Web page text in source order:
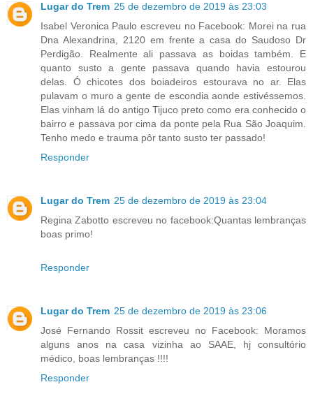
Lugar do Trem 25 de dezembro de 2019 às 23:03
Isabel Veronica Paulo escreveu no Facebook: Morei na rua
Dna Alexandrina, 2120 em frente a casa do Saudoso Dr
Perdigão. Realmente ali passava as boidas também. E
quanto susto a gente passava quando havia estourou
delas. Ó chicotes dos boiadeiros estourava no ar. Elas
pulavam o muro a gente de escondia aonde estivéssemos.
Elas vinham lá do antigo Tijuco preto como era conhecido o
bairro e passava por cima da ponte pela Rua São Joaquim.
Tenho medo e trauma pôr tanto susto ter passado!
Responder
Lugar do Trem 25 de dezembro de 2019 às 23:04
Regina Zabotto escreveu no facebook:Quantas lembranças
boas primo!
Responder
Lugar do Trem 25 de dezembro de 2019 às 23:06
José Fernando Rossit escreveu no Facebook: Moramos
alguns anos na casa vizinha ao SAAE, hj consultório
médico, boas lembranças !!!!
Responder